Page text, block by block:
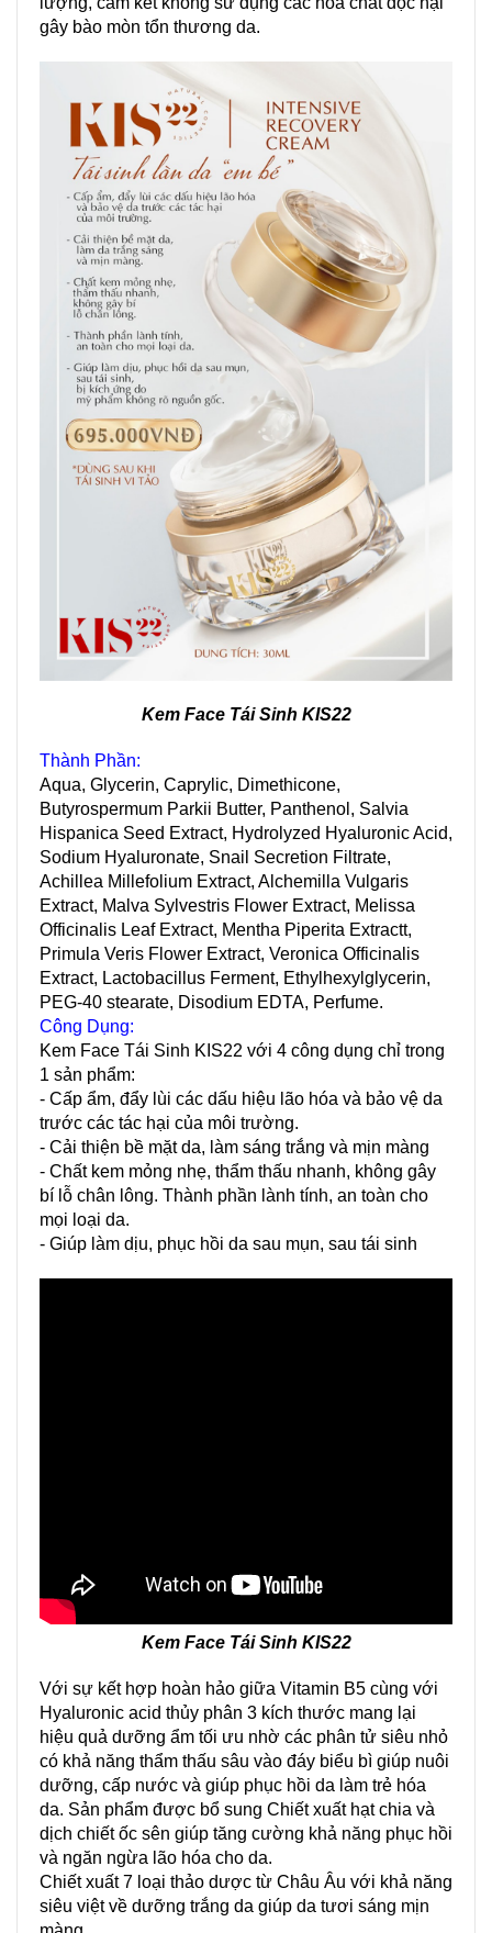
gây bào mòn tổn thương da.
Kem Face Tái Sinh KIS22
Thành Phần:
Aqua, Glycerin, Caprylic, Dimethicone,
Butyrospermum Parkii Butter, Panthenol, Salvia
Hispanica Seed Extract, Hydrolyzed Hyaluronic Acid,
Sodium Hyaluronate, Snail Secretion Filtrate,
Achillea Millefolium Extract, Alchemilla Vulgaris
Extract, Malva Sylvestris Flower Extract, Melissa
Officinalis Leaf Extract, Mentha Piperita Extractt,
Primula Veris Flower Extract, Veronica Officinalis
Extract, Lactobacillus Ferment, Ethylhexylglycerin,
PEG-40 stearate, Disodium EDTA, Perfume.
Công Dụng:
Kem Face Tái Sinh KIS22 với 4 công dụng chỉ trong
1 sản phẩm:
- Cấp ẩm, đẩy lùi các dấu hiệu lão hóa và bảo vệ da
trước các tác hại của môi trường.
- Cải thiện bề mặt da, làm sáng trắng và mịn màng
- Chất kem mỏng nhẹ, thẩm thấu nhanh, không gây
bí lỗ chân lông. Thành phần lành tính, an toàn cho
mọi loại da.
- Giúp làm dịu, phục hồi da sau mụn, sau tái sinh
Kem Face Tái Sinh KIS22
Với sự kết hợp hoàn hảo giữa Vitamin B5 cùng với
Hyaluronic acid thủy phân 3 kích thước mang lại
hiệu quả dưỡng ẩm tối ưu nhờ các phân tử siêu nhỏ
có khả năng thẩm thấu sâu vào đáy biểu bì giúp nuôi
dưỡng, cấp nước và giúp phục hồi da làm trẻ hóa
da. Sản phẩm được bổ sung Chiết xuất hạt chia và
dịch chiết ốc sên giúp tăng cường khả năng phục hồi
và ngăn ngừa lão hóa cho da.
Chiết xuất 7 loại thảo dược từ Châu Âu với khả năng
siêu việt về dưỡng trắng da giúp da tươi sáng mịn